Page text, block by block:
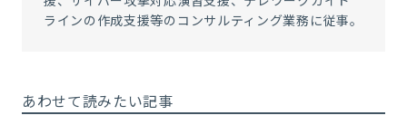
ラインの作成支援等のコンサルティング業務に従事。
あわせて読みたい記事